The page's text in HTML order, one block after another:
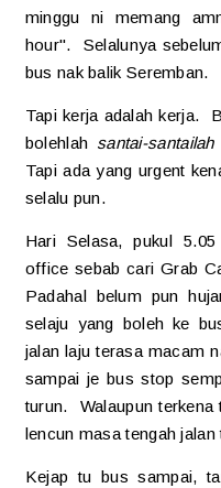
minggu ni memang
hour". Selalunya
bus nak balik Seremban.
Tapi kerja adalah kerja.
bolehlah santai-
Tapi ada yang urgent
selalu pun.
Hari Selasa, pukul
office sebab cari Grab
Padahal belum pun
selaju yang boleh ke
jalan laju terasa macam
sampai je bus stop
turun. Walaupun
lencun masa tengah jalan
Kejap tu bus sampai,